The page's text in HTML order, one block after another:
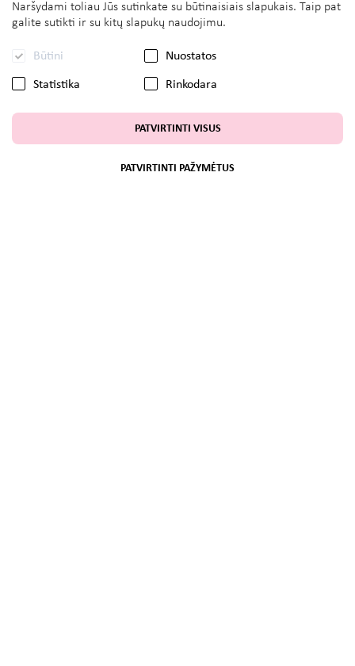
Naršydami toliau Jūs sutinkate su būtinaisiais slapukais. Taip pat
galite sutikti ir su kitų slapukų naudojimu.
Būtini Nuostatos
Statistika Rinkodara
PATVIRTINTI VISUS
PATVIRTINTI PAŽYMĖTUS